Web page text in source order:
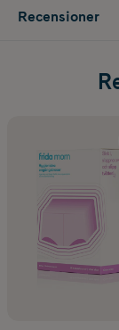
Recensioner